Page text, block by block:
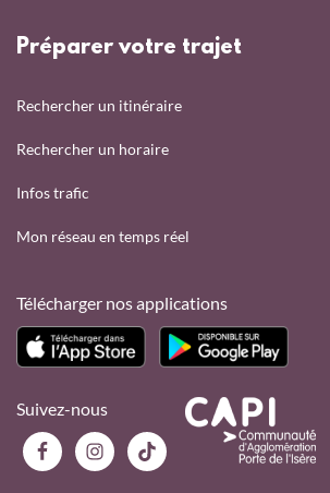
Préparer votre trajet
Rechercher un itinéraire
Rechercher un horaire
Infos trafic
Mon réseau en temps réel
Télécharger nos applications
Suivez-nous